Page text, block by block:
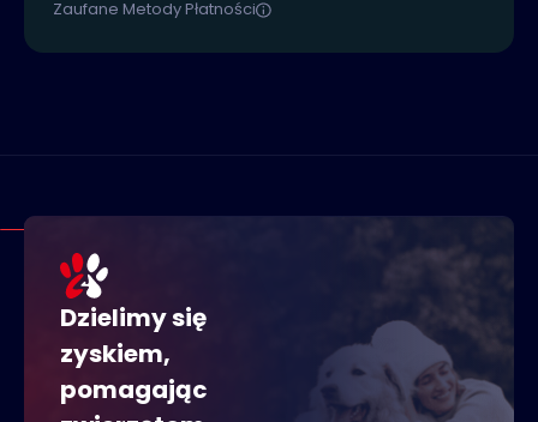
Zaufane Metody Płatności
Dzielimy się
zyskiem,
pomagając